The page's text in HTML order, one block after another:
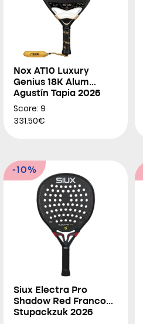
Nox AT10 Luxury
Genius 18K Alum
Agustín Tapia 2026
Score: 9
331.50€
-10%
Siux Electra Pro
Shadow Red Franco
Stupackzuk 2026